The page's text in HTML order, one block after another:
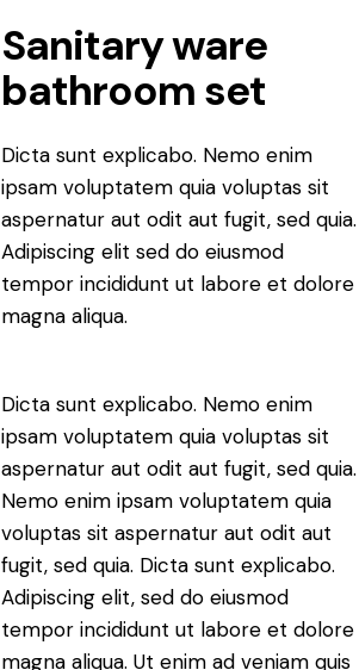
Sanitary ware
bathroom set
Dicta sunt explicabo. Nemo enim
ipsam voluptatem quia voluptas sit
aspernatur aut odit aut fugit, sed quia.
Adipiscing elit sed do eiusmod
tempor incididunt ut labore et dolore
magna aliqua.
Dicta sunt explicabo. Nemo enim
ipsam voluptatem quia voluptas sit
aspernatur aut odit aut fugit, sed quia.
Nemo enim ipsam voluptatem quia
voluptas sit aspernatur aut odit aut
fugit, sed quia. Dicta sunt explicabo.
Adipiscing elit, sed do eiusmod
tempor incididunt ut labore et dolore
magna aliqua. Ut enim ad veniam quis